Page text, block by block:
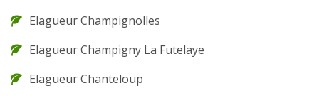
Elagueur Champignolles
Elagueur Champigny La Futelaye
Elagueur Chanteloup